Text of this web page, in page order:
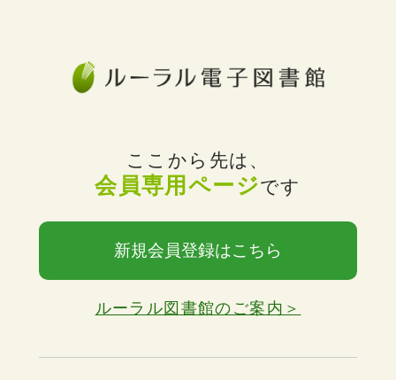
ここから先は、
会員専用ページです
新規会員登録はこちら
ルーラル図書館のご案内＞